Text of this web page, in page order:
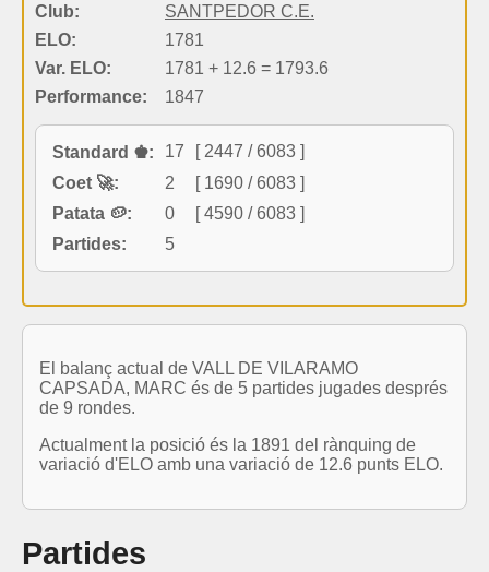
Club:
SANTPEDOR C.E.
ELO:
1781
Var. ELO:
1781 + 12.6 = 1793.6
Performance:
1847
Standard ♚: 17
[ 2447 / 6083 ]
Coet 🚀:
2
[ 1690 / 6083 ]
Patata 🥔:
0
[ 4590 / 6083 ]
Partides:
5
El balanç actual de VALL DE VILARAMO
CAPSADA, MARC és de 5 partides jugades després
de 9 rondes.
Actualment la posició és la 1891 del rànquing de
variació d'ELO amb una variació de 12.6 punts ELO.
Partides